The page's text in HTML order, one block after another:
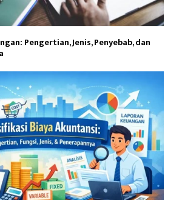
Pengertian, Jenis, Penyebab, dan